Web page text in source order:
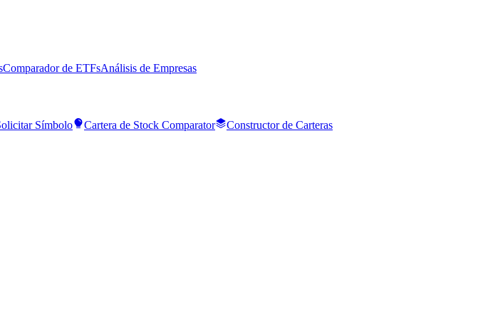
Comparador de ETFsAnálisis de Empresas
Símbolo Cartera de Stock Comparator Constructor de Carteras